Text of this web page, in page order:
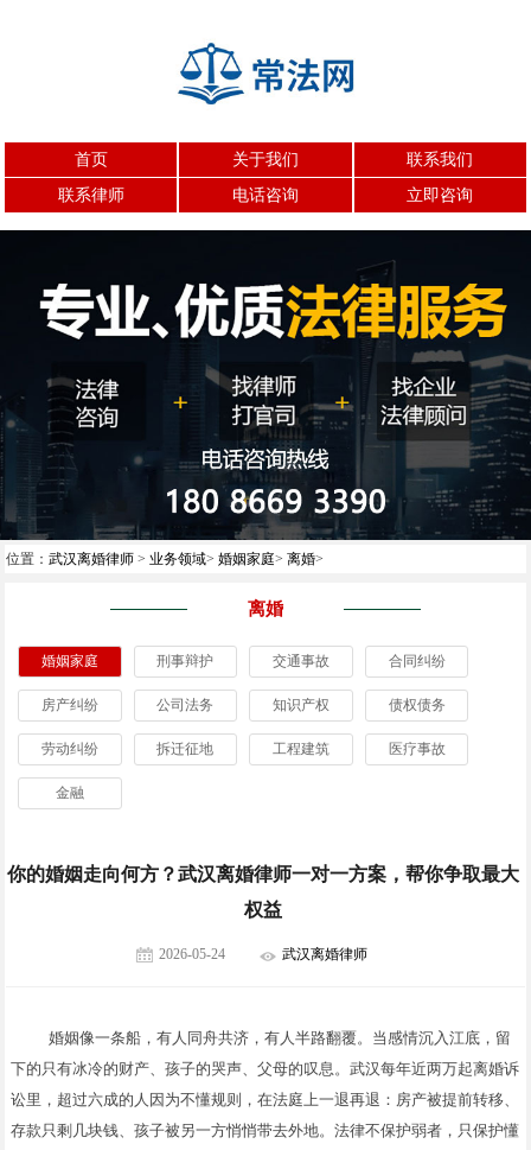
首页 关于我们
联系我们
联系律师
电话咨询 立即咨询
位置： 武汉离婚律师 > 业务领域> 婚姻家庭> 离婚>
离婚
婚姻家庭 刑事辩护 交通事故 合同纠纷
房产纠纷 公司法务 知识产权 债权债务
劳动纠纷 拆迁征地 工程建筑 医疗事故
金融
你的婚姻走向何方？武汉离婚律师一对一方案，帮你争取最大
权益
2026-05-24 武汉离婚律师
婚姻像一条船，有人同舟共济，有人半路翻覆。当感情沉入江底，留
下的只有冰冷的财产、孩子的哭声、父母的叹息。武汉每年近两万起离婚诉
讼里，超过六成的人因为不懂规则，在法庭上一退再退：房产被提前转移、
存款只剩几块钱、孩子被另一方悄悄带去外地。法律不保护弱者，只保护懂